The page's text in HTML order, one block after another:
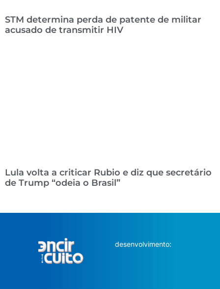
STM determina perda de patente de militar
acusado de transmitir HIV
Lula volta a criticar Rubio e diz que secretário
de Trump “odeia o Brasil”
desenvolvimento: